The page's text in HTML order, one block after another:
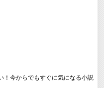
！今からでもすぐに気になる小説